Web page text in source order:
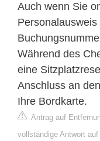
Auch wenn Sie
Während des
eine
Anschluss an
Ihre Bordkarte.
Antrag auf
vollständige Antwort